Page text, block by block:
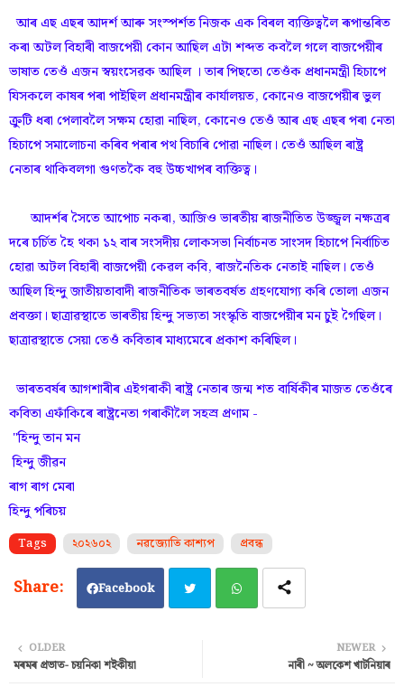
আৰ এছ এছৰ আদৰ্শ আৰু সংস্পৰ্শত নিজক এক বিৰল ব্যক্তিত্বলৈ ৰূপান্তৰিত
কৰা অটল বিহাৰী বাজপেয়ী কোন আছিল এটা শব্দত কবলৈ গলে বাজপেয়ীৰ
ভাষাত তেওঁ এজন স্বয়ংসেৱক আছিল । তাৰ পিছতো তেওঁক প্ৰধানমন্ত্ৰী হিচাপে
যিসকলে কাষৰ পৰা পাইছিল প্ৰধানমন্ত্ৰীৰ কাৰ্যালয়ত, কোনেও বাজপেয়ীৰ ভুল
ক্ৰুটি ধৰা পেলাবলৈ সক্ষম হোৱা নাছিল, কোনেও তেওঁ আৰ এছ এছৰ পৰা নেতা
হিচাপে সমালোচনা কৰিব পৰাৰ পথ বিচাৰি পোৱা নাছিল। তেওঁ আছিল ৰাষ্ট্ৰ
নেতাৰ থাকিবলগা গুণতকৈ বহু উচ্চখাপৰ ব্যক্তিত্ব।
আদৰ্শৰ সৈতে আপোচ নকৰা, আজিও ভাৰতীয় ৰাজনীতিত উজ্জ্বল নক্ষত্ৰৰ
দৰে চৰ্চিত হৈ থকা ১২ বাৰ সংসদীয় লোকসভা নিৰ্বাচনত সাংসদ হিচাপে নিৰ্বাচিত
হোৱা অটল বিহাৰী বাজপেয়ী কেৱল কবি, ৰাজনৈতিক নেতাই নাছিল। তেওঁ
আছিল হিন্দু জাতীয়তাবাদী ৰাজনীতিক ভাৰতবৰ্ষত গ্ৰহণযোগ্য কৰি তোলা এজন
প্ৰবক্তা। ছাত্ৰাৱস্থাতে ভাৰতীয় হিন্দু সভ্যতা সংস্কৃতি বাজপেয়ীৰ মন চুই গৈছিল।
ছাত্ৰাৱস্থাতে সেয়া তেওঁ কবিতাৰ মাধ্যমেৰে প্ৰকাশ কৰিছিল।
ভাৰতবৰ্ষৰ আগশাৰীৰ এইগৰাকী ৰাষ্ট্ৰ নেতাৰ জন্ম শত বাৰ্ষিকীৰ মাজত তেওঁৰে
কবিতা এফাঁকিৰে ৰাষ্ট্ৰনেতা গৰাকীলৈ সহস্ৰ প্ৰণাম -
"হিন্দু তান মন
হিন্দু জীৱন
ৰাগ ৰাগ মেৰা
হিন্দু পৰিচয়
Tags ২০২৬০২ নৱজ্যোতি কাশ্যপ প্ৰবন্ধ
Facebook
NEWER
নাৰী ~ অলকেশ খাটনিয়াৰ
OLDER
মৰমৰ প্ৰভাত- চয়নিকা শ‌ইকীয়া